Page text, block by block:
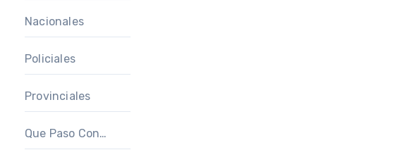
Nacionales
Policiales
Provinciales
Que Paso Con…